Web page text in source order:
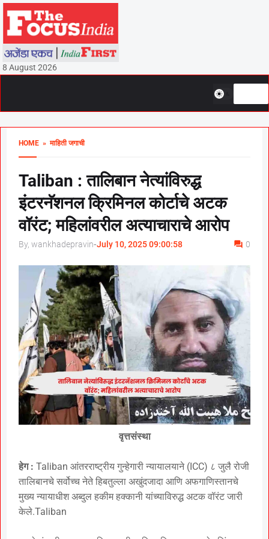
8 August 2026
HOME » माहिती जगाची
Taliban : तालिबान नेत्यांविरुद्ध
इंटरनॅशनल क्रिमिनल कोर्टाचे अटक
वॉरंट; महिलांवरील अत्याचाराचे आरोप
By, wankhadepravin-July 10, 2025 09:00:58 0
वृत्तसंस्था
हेग : Taliban आंतरराष्ट्रीय गुन्हेगारी न्यायालयाने (ICC) ८ जुलै रोजी
तालिबानचे सर्वोच्च नेते हिबतुल्ला अखुंदजादा आणि अफगाणिस्तानचे
मुख्य न्यायाधीश अब्दुल हकीम हक्कानी यांच्याविरुद्ध अटक वॉरंट जारी
केले.Taliban